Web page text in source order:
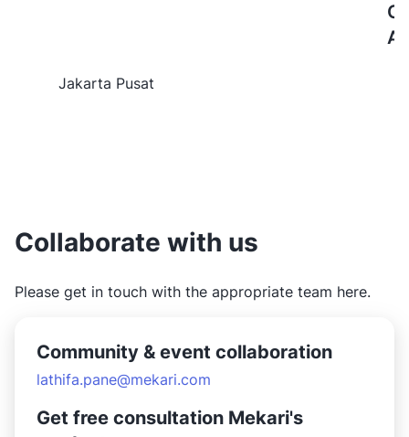
Jakarta Pusat
Collaborate with us
Please get in touch with the appropriate team here.
Community & event collaboration
lathifa.pane@mekari.com
Get free consultation Mekari's